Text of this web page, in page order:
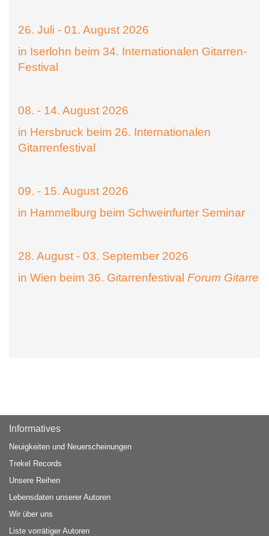
26. Juli - 01. August 2026
in Iserlohn beim 34. Internationalen Gitarren-
Festival
08. - 14. August 2026
in Hersbruck beim 26. Internationalen
Gitarrenfestival
09. - 15. August 2026
in Hammelburg beim Schweinfurter Seminar
28. August - 03. September 2026
in Wien beim 36. Gitarrenfestival Forum Gitarre
Informatives
Neuigkeiten und Neuerscheinungen
Trekel Records
Unsere Reihen
Lebensdaten unserer Autoren
Wir über uns
Liste vorrätiger Autoren